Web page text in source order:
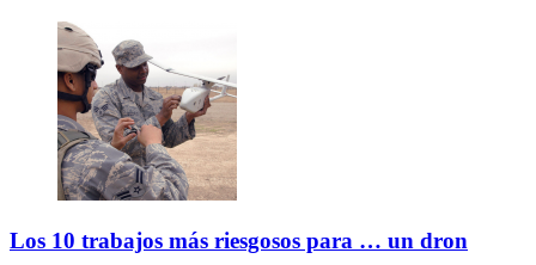
Los 10 trabajos más riesgosos para … un dron